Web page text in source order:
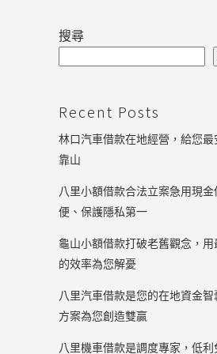
搜尋
Recent Posts
林口汽車借款在地經營，給您
靠山
八里小額借款合法立案急用現
便、保護隱私第一
龜山小額借款打破老舊觀念，用
的效率為您解憂
八里汽車借款是您的在地資金
方案為您創造雙贏
八里機車借款是調度專家，低